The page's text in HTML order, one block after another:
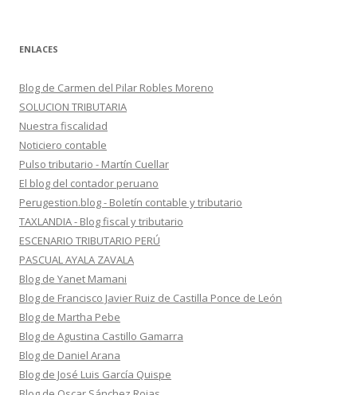
ENLACES
Blog de Carmen del Pilar Robles Moreno
SOLUCION TRIBUTARIA
Nuestra fiscalidad
Noticiero contable
Pulso tributario - Martín Cuellar
El blog del contador peruano
Perugestion.blog - Boletín contable y tributario
TAXLANDIA - Blog fiscal y tributario
ESCENARIO TRIBUTARIO PERÚ
PASCUAL AYALA ZAVALA
Blog de Yanet Mamani
Blog de Francisco Javier Ruiz de Castilla Ponce de León
Blog de Martha Pebe
Blog de Agustina Castillo Gamarra
Blog de Daniel Arana
Blog de José Luis García Quispe